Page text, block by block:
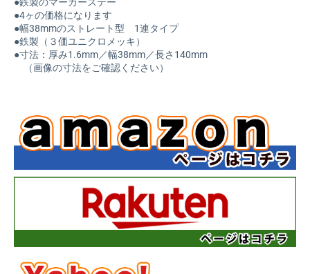
●鉄製のマーカーステー
●4ヶの価格になります
●幅38mmのストレート型 1連タイプ
●鉄製（３価ユニクロメッキ）
●寸法：厚み1.6mm／幅38mm／長さ140mm
（画像の寸法をご確認ください）